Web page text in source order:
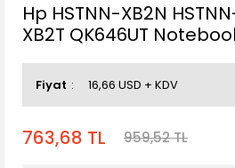
Hp HSTNN-XB2N
XB2T QK646UT
Fiyat 16,66 USD + KDV
763,68 TL 959,52 TL